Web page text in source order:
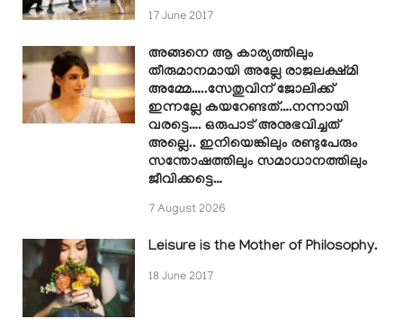
17 June 2017
അങ്ങനെ ആ കാര്യത്തിലും
തീരുമാനമായി അല്ലേ രാജലക്ഷ്മി
അമ്മേ…..സേതുവിന് ജോലിക്ക്
ഇന്നല്ലേ കയറേണ്ടത്….നന്നായി
വരട്ടെ…. ഒരുപാട് അനുഭവിച്ചത്
അല്ലെ.. ഇനിയെങ്കിലും രണ്ടുപേരും
സന്തോഷത്തിലും സമാധാനത്തിലും
ജീവിക്കട്ടെ…
7 August 2026
Leisure is the Mother of Philosophy.
18 June 2017